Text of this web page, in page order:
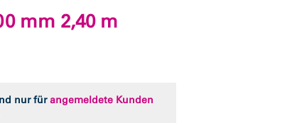
mm 2,40 m
nur fürangemeldete Kunden